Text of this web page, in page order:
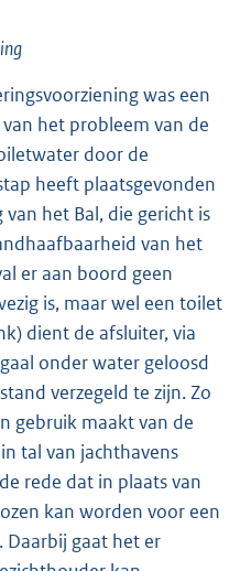
was een
het probleem van de
door de
heeft plaatsgevonden
het Bal, die gericht is
van het
er aan boord geen
is, maar wel een toilet
dient de afsluiter, via
onder water geloosd
verzegeld te zijn. Zo
gebruik maakt van de
tal van jachthavens
rede dat in plaats van
kan worden voor een
Daarbij gaat het er